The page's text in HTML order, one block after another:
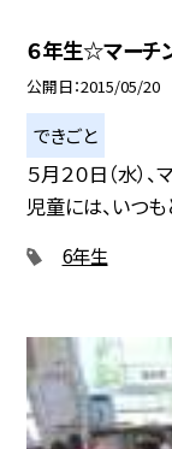
６年生☆マーチ
公開日 2015/05/20
できごと
５月２０日（水）
児童には、いつも
6年生